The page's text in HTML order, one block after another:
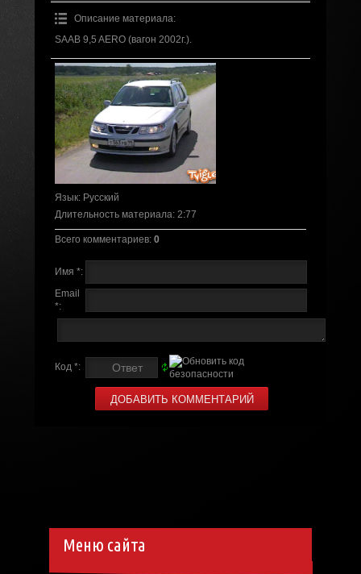
Описание материала:
SAAB 9,5 AERO (вагон 2002г.).
Язык: Русский
Длительность материала: 2:77
Всего комментариев: 0
Имя *:
Email
*:
Код *:
Меню сайта